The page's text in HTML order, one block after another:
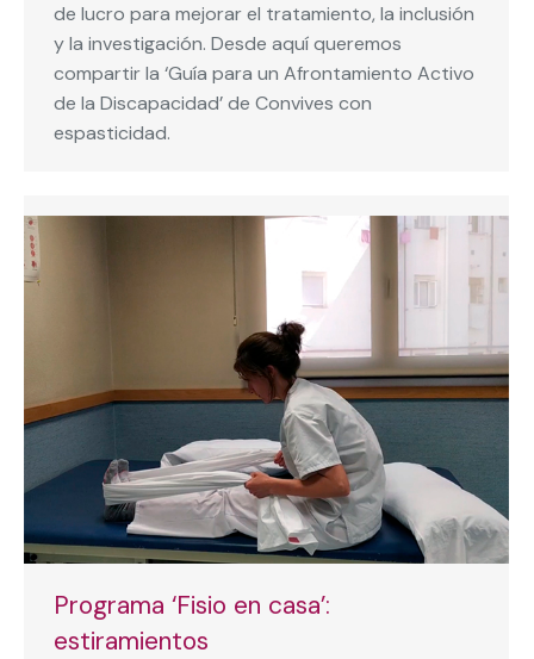
de lucro para mejorar el tratamiento, la inclusión
y la investigación. Desde aquí queremos
compartir la ‘Guía para un Afrontamiento Activo
de la Discapacidad’ de Convives con
espasticidad.
Programa ‘Fisio en casa’:
estiramientos